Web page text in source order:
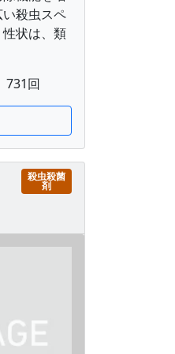
殺虫スペ
状は、類
731回
殺虫殺菌
剤